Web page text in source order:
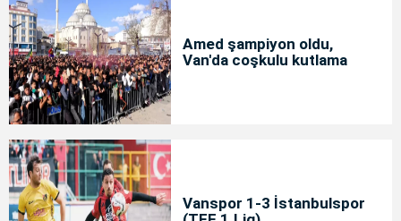
Amed şampiyon oldu,
Van'da coşkulu kutlama
Vanspor 1-3 İstanbulspor